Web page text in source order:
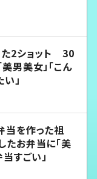
2ショット 30
男美女」「こん
」
当を作った祖
お弁当に「美
当すごい」